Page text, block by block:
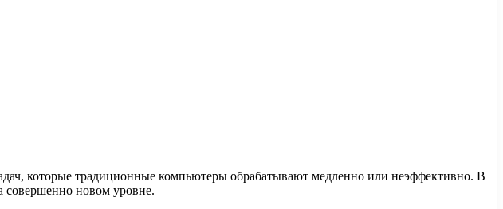
которые традиционные компьютеры обрабатывают медленно или неэффективно. В
совершенно новом уровне.